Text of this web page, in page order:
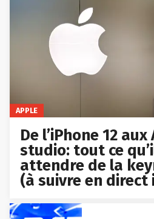
APPLE
De l’iPhone 12
studio: tout ce
attendre de la
(à suivre en direct